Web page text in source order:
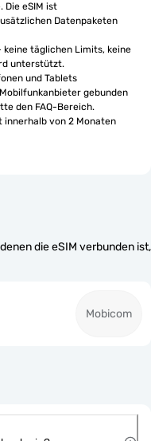
Die eSIM ist
Datenpaketen
keine täglichen Limits, keine
unterstützt.
und Tablets
gebunden
den FAQ-Bereich.
innerhalb von 2 Monaten
die eSIM verbunden ist,
Mobicom